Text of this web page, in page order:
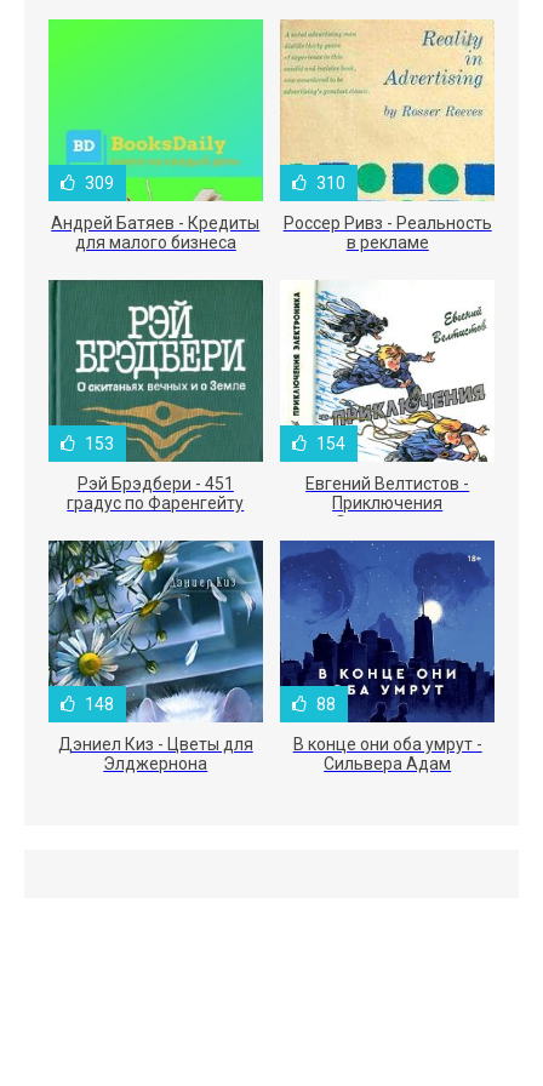
309
Андрей Батяев - Кредиты
для малого бизнеса
310
Россер Ривз - Реальность
в рекламе
153
Рэй Брэдбери - 451
градус по Фаренгейту
154
Евгений Велтистов -
Приключения
Электроника
148
Дэниел Киз - Цветы для
Элджернона
88
В конце они оба умрут -
Сильвера Адам